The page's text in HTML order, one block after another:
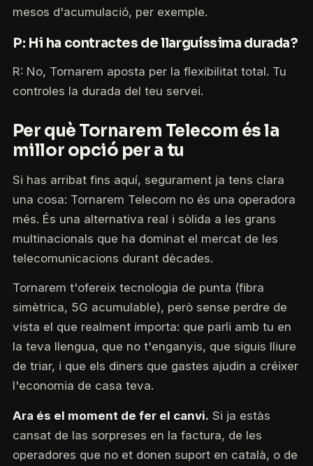
mesos d'acumulació, per exemple.
P: Hi ha contractes de llarguíssima durada?
R: No, Tornarem aposta per la flexibilitat total. Tu
controles la durada del teu servei.
Per què Tornarem Telecom és la
millor opció per a tu
Si has arribat fins aquí, segurament ja tens clara
una cosa: Tornarem Telecom no és una operadora
més. És una alternativa real i sòlida a les grans
multinacionals que ha dominat el mercat de les
telecomunicacions durant dècades.
Tornarem t'ofereix tecnologia de punta (fibra
simètrica, 5G acumulable), però sense perdre de
vista el que realment importa: que parli amb tu en
la teva llengua, que no t'enganyis, que siguis lliure
de triar, i que els diners que gastes ajudin a créixer
l'economia de casa teva.
Ara és el moment de fer el canvi. Si ja estàs
cansat de las sorpreses en la factura, de les
operadores que no et donen suport en català, o de